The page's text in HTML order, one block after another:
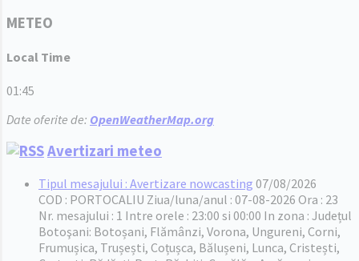
METEO
Local Time
01:45
Date oferite de: OpenWeatherMap.org
Avertizari meteo
Tipul mesajului : Avertizare nowcasting 07/08/2026
COD : PORTOCALIU Ziua/luna/anul : 07-08-2026 Ora : 23
Nr. mesajului : 1 Intre orele : 23:00 si 00:00 In zona : Județul
Botoşani: Botoșani, Flămânzi, Vorona, Ungureni, Corni,
Frumușica, Trușești, Coțușca, Bălușeni, Lunca, Cristești,